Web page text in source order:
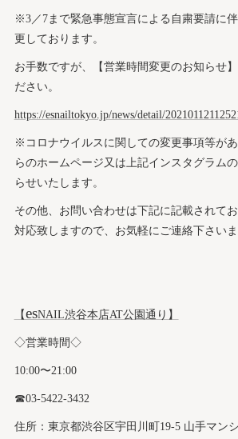
※3／7まで緊急事態宣言による自粛要請に
更しております。
お手数ですが、【営業時間変更のお知らせ
ださい。
https://esnailtokyo.jp/news/detail/
※コロナウイルスに関しての変更事項等が
らのホームページ又は上記インスタグラム
らせいたします。
その他、お問い合わせは下記に記載されて
対応致しますので、お気軽にご連絡下さいま
【esNAIL渋谷本店AT公園通り】
◇営業時間◇
10:00〜21:00
☎︎03-5422-3432
住所：東京都渋谷区宇田川町19-5 山手マン